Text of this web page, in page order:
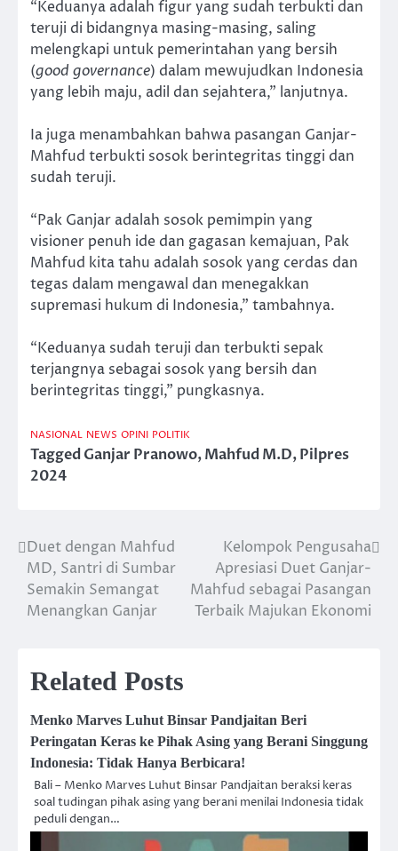
“Keduanya adalah figur yang sudah terbukti dan
teruji di bidangnya masing-masing, saling
melengkapi untuk pemerintahan yang bersih
(good governance) dalam mewujudkan Indonesia
yang lebih maju, adil dan sejahtera,” lanjutnya.
Ia juga menambahkan bahwa pasangan Ganjar-
Mahfud terbukti sosok berintegritas tinggi dan
sudah teruji.
“Pak Ganjar adalah sosok pemimpin yang
visioner penuh ide dan gagasan kemajuan, Pak
Mahfud kita tahu adalah sosok yang cerdas dan
tegas dalam mengawal dan menegakkan
supremasi hukum di Indonesia,” tambahnya.
“Keduanya sudah teruji dan terbukti sepak
terjangnya sebagai sosok yang bersih dan
berintegritas tinggi,” pungkasnya.
NASIONAL NEWS OPINI POLITIK
TaggedGanjar Pranowo,Mahfud M.D,Pilpres
2024
Post
navigation
Duet dengan Mahfud
MD, Santri di Sumbar
Semakin Semangat
Menangkan Ganjar
Kelompok Pengusaha
Apresiasi Duet Ganjar-
Mahfud sebagai Pasangan
Terbaik Majukan Ekonomi
Related Posts
Menko Marves Luhut Binsar Pandjaitan Beri
Peringatan Keras ke Pihak Asing yang Berani Singgung
Indonesia: Tidak Hanya Berbicara!
Bali – Menko Marves Luhut Binsar Pandjaitan beraksi keras
soal tudingan pihak asing yang berani menilai Indonesia tidak
peduli dengan…